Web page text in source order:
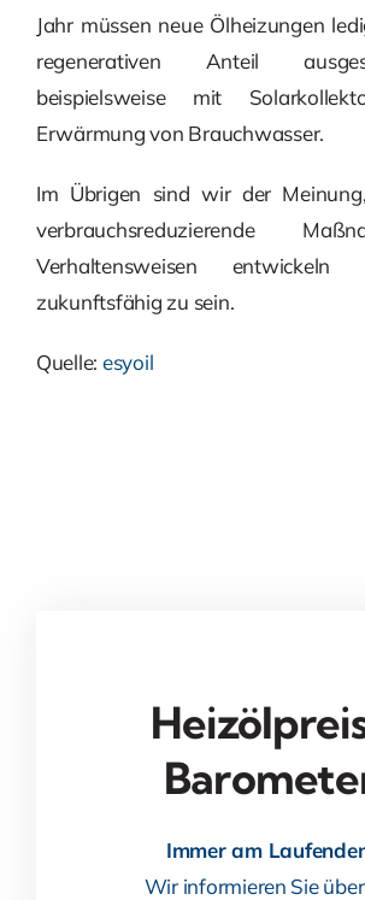
Jahr müssen neue Ölheizungen
regenerativen Anteil
beispielsweise mit
Erwärmung von Brauchwasser.
Im Übrigen sind wir der
verbrauchsreduzierende
Verhaltensweisen
zukunftsfähig zu sein.
Quelle: esyoil
Immer am
Wir informieren Sie